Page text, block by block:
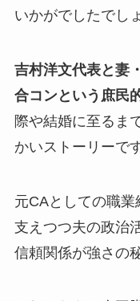
いかがでしたでし
吉村洋文代表と妻
合コンという庶民
際や結婚に至るま
かいストーリーです
元CAとしての職
支えつつ夫の政治
信頼関係が強さの